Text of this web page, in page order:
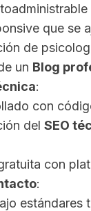
que se
de
un Blog
:
con
del SEO
con
:
estándares